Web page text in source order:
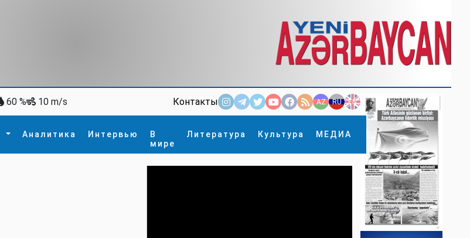
60 % 10 m/s Контакты AZ RU EN
Аналитика Интервью
В
мире
Литература Культура МЕДИА
×